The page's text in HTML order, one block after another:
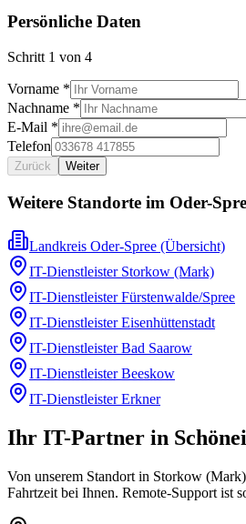
Persönliche Daten
Schritt 1 von 4
Vorname *
Nachname *
E-Mail *
Telefon
Zurück Weiter
Weitere Standorte im Oder-
Landkreis Oder-Spree (Übersicht)
IT-Dienstleister Storkow (Mark)
IT-DienstleisterFürstenwalde/Spree
IT-DienstleisterEisenhüttenstadt
IT-DienstleisterBad Saarow
IT-DienstleisterBeeskow
IT-DienstleisterErkner
Ihr IT-Partner in
Von unserem Standort in Storkow
Fahrtzeit bei Ihnen. Remote-Support ist